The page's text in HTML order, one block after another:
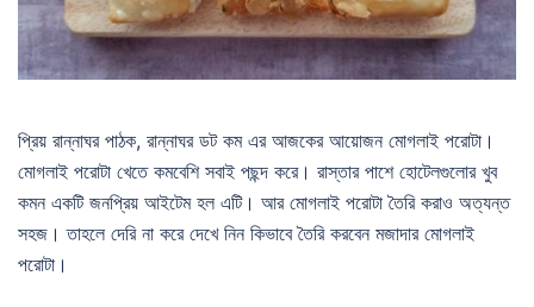
প্রিয় রান্নাঘর পাঠক, রান্নাঘর ডট কম এর আজকের আয়োজন মোগলাই পরোটা।
মোগলাই পরোটা খেতে কমবেশি সবাই পছন্দ করে। রাস্তার পাশে হোটেলগুলোর খুব
কমন একটি জনপ্রিয় আইটেম হল এটি। আর মোগলাই পরোটা তৈরি করাও অত্যন্ত
সহজ। তাহলে দেরি না করে দেখে নিন কিভাবে তৈরি করবেন মজাদার মোগলাই
পরোটা।